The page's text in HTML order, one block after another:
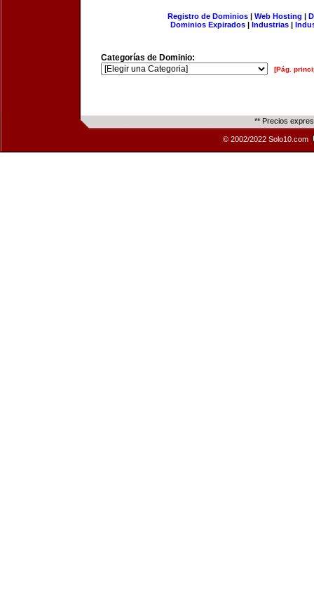
Registro de Dominios| Web Hosting |
Dominios Expirados | Industrias |
Categorías de Dominio:
[Pág.
** Precios
© 2002/2022 Solo10.com